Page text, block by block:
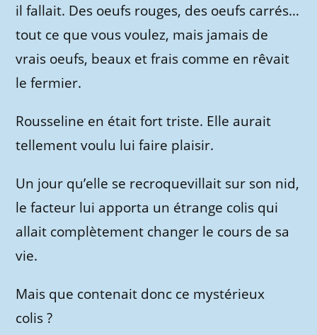
il fallait. Des oeufs rouges, des oeufs carrés…
tout ce que vous voulez, mais jamais de
vrais oeufs, beaux et frais comme en rêvait
le fermier.
Rousseline en était fort triste. Elle aurait
tellement voulu lui faire plaisir.
Un jour qu’elle se recroquevillait sur son nid,
le facteur lui apporta un étrange colis qui
allait complètement changer le cours de sa
vie.
Mais que contenait donc ce mystérieux
colis ?